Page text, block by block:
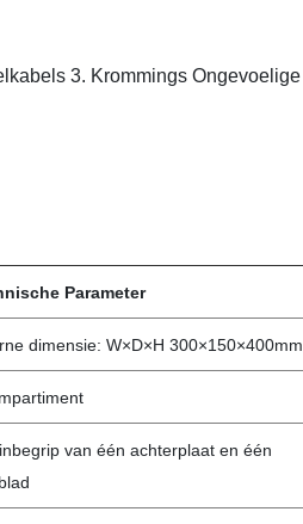
Parameter
dimensie: W×D×H 300×150×400mm
van één achterplaat en één